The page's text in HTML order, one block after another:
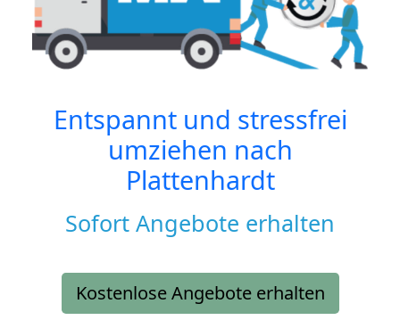
Entspannt und stressfrei
umziehen nach
Plattenhardt
Sofort Angebote erhalten
Kostenlose Angebote erhalten